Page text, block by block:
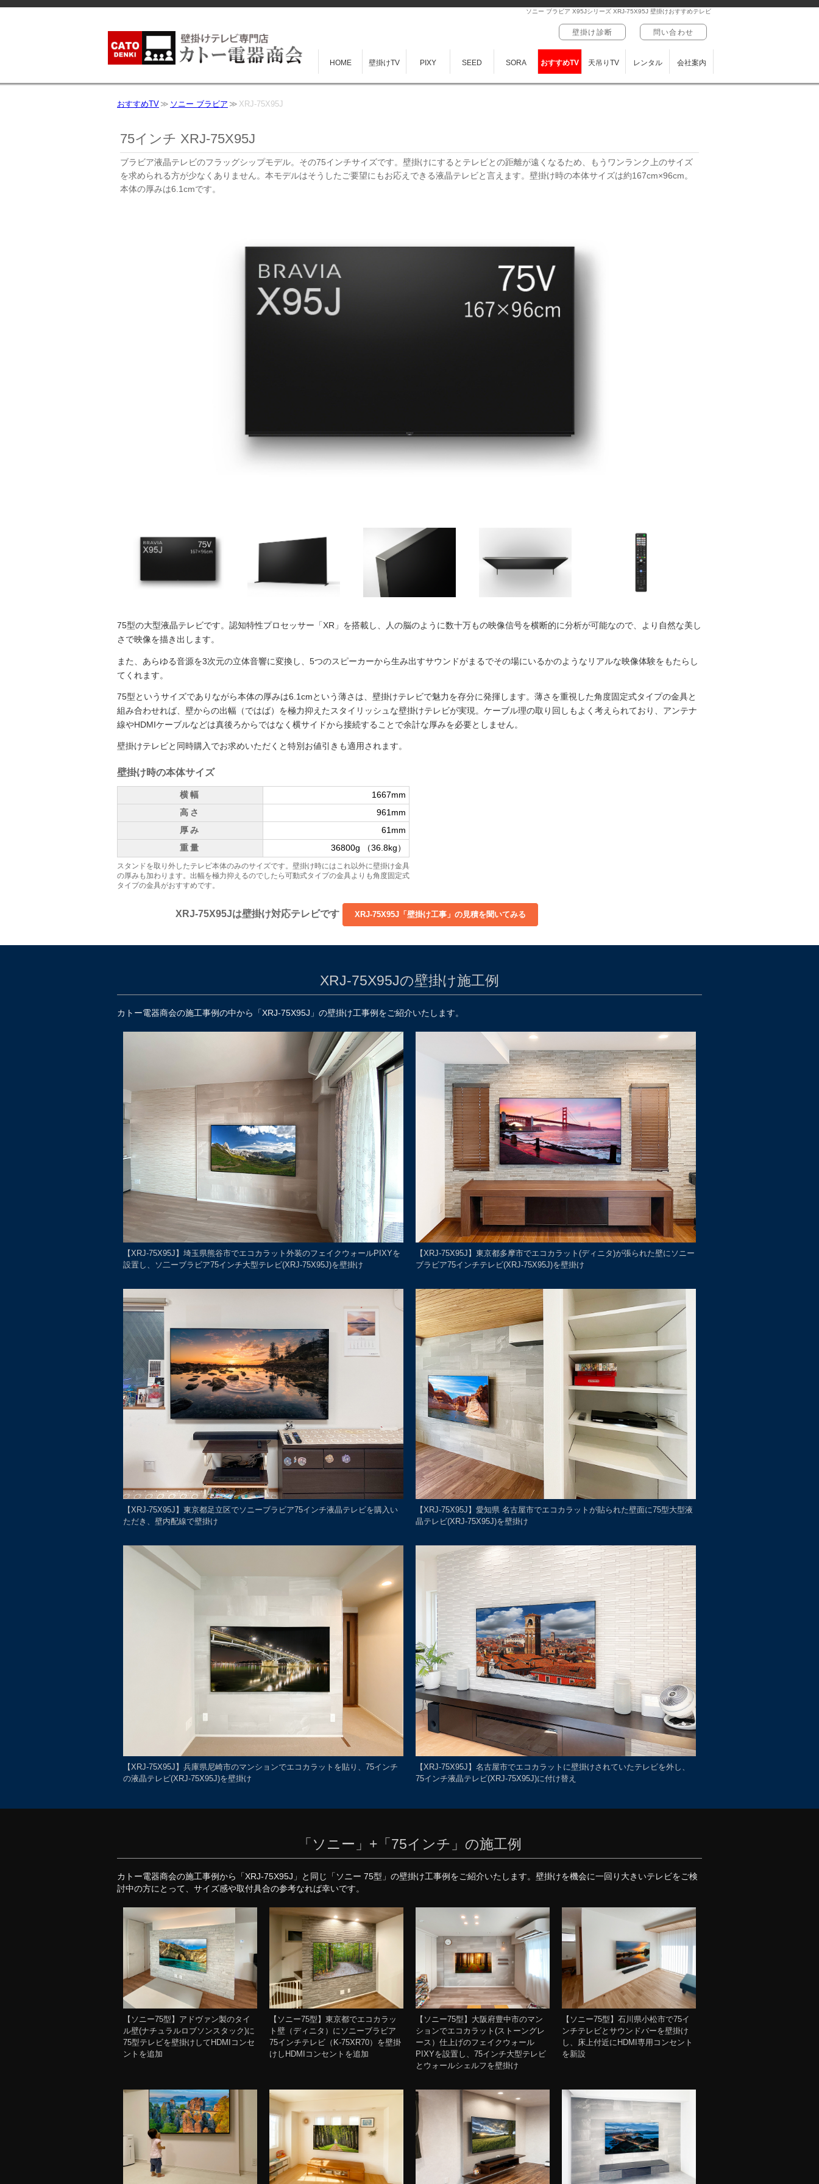
ソニー ブラビア X95Jシリーズ XRJ-75X95J 壁掛けおすすめテレビ
壁掛け診断 問い合わせ
HOME 壁掛けTV PIXY SEED SORA おすすめTV 天吊りTV レンタル 会社案内
おすすめTV ソニー ブラビア XRJ-75X95J
75インチ XRJ-75X95J
ブラビア液晶テレビのフラッグシップモデル。その75インチサイズです。壁掛けにするとテレビとの距離が遠くなるため、もうワンランク上のサイズ
を求められる方が少なくありません。本モデルはそうしたご要望にもお応えできる液晶テレビと言えます。壁掛け時の本体サイズは約167cm×96cm。
本体の厚みは6.1cmです。
75型の大型液晶テレビです。認知特性プロセッサー「XR」を搭載し、人の脳のように数十万もの映像信号を横断的に分析が可能なので、より自然な美し
さで映像を描き出します。
また、あらゆる音源を3次元の立体音響に変換し、5つのスピーカーから生み出すサウンドがまるでその場にいるかのようなリアルな映像体験をもたらし
てくれます。
75型というサイズでありながら本体の厚みは6.1cmという薄さは、壁掛けテレビで魅力を存分に発揮します。薄さを重視した角度固定式タイプの金具と
組み合わせれば、壁からの出幅（ではば）を極力抑えたスタイリッシュな壁掛けテレビが実現。ケーブル理の取り回しもよく考えられており、アンテナ
線やHDMIケーブルなどは真後ろからではなく横サイドから接続することで余計な厚みを必要としません。
壁掛けテレビと同時購入でお求めいただくと特別お値引きも適用されます。
壁掛け時の本体サイズ
スタンドを取り外したテレビ本体のみのサイズです。壁掛け時にはこれ以外に壁掛け金具
の厚みも加わります。出幅を極力抑えるのでしたら可動式タイプの金具よりも角度固定式
タイプの金具がおすすめです。
横幅
1667mm
高さ
961mm
厚み
61mm
重量
36800g （36.8kg）
XRJ-75X95Jは壁掛け対応テレビです
XRJ-75X95Jの壁掛け施工例
カトー電器商会の施工事例の中から「XRJ-75X95J」の壁掛け工事例をご紹介いたします。
【XRJ-75X95J】埼玉県熊谷市でエコカラット外装のフェイクウォールPIXYを
設置し、ソ二ーブラビア75インチ大型テレビ(XRJ-75X95J)を壁掛け
【XRJ-75X95J】東京都多摩市でエコカラット(ディニタ)が張られた壁にソニー
ブラビア75インチテレビ(XRJ-75X95J)を壁掛け
【XRJ-75X95J】東京都足立区でソニーブラビア75インチ液晶テレビを購入い
ただき、壁内配線で壁掛け
【XRJ-75X95J】愛知県 名古屋市でエコカラットが貼られた壁面に75型大型液
晶テレビ(XRJ-75X95J)を壁掛け
【XRJ-75X95J】兵庫県尼崎市のマンションでエコカラットを貼り、75インチ
の液晶テレビ(XRJ-75X95J)を壁掛け
【XRJ-75X95J】名古屋市でエコカラットに壁掛けされていたテレビを外し、
75インチ液晶テレビ(XRJ-75X95J)に付け替え
「ソニー」+「75インチ」の施工例
カトー電器商会の施工事例から「XRJ-75X95J」と同じ「ソニー 75型」の壁掛け工事例をご紹介いたします。壁掛けを機会に一回り大きいテレビをご検
討中の方にとって、サイズ感や取付具合の参考なれば幸いです。
【ソニー75型】アドヴァン製のタイ
ル壁(ナチュラルロブソンスタック)に
75型テレビを壁掛けしてHDMIコンセ
ントを追加
【ソニー75型】東京都でエコカラッ
ト壁（ディニタ）にソニーブラビア
75インチテレビ（K-75XR70）を壁掛
けしHDMIコンセントを追加
【ソニー75型】大阪府豊中市のマン
ションでエコカラット(ストーングレ
ース）仕上げのフェイクウォール
PIXYを設置し、75インチ大型テレビ
とウォールシェルフを壁掛け
【ソニー75型】石川県小松市で75イ
ンチテレビとサウンドバーを壁掛け
し、床上付近にHDMI専用コンセント
を新設